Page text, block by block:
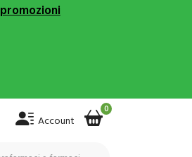
promozioni
Account
0